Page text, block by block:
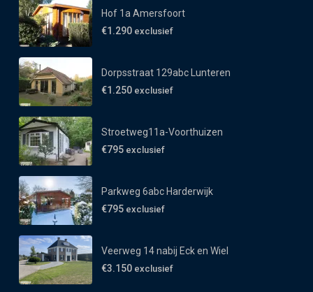
Hof 1a Amersfoort
€1.290 exclusief
Dorpsstraat 129abc Lunteren
€1.250 exclusief
Stroetweg11a-Voorthuizen
€795 exclusief
Parkweg 6abc Harderwijk
€795 exclusief
Veerweg 14 nabij Eck en Wiel
€3.150 exclusief